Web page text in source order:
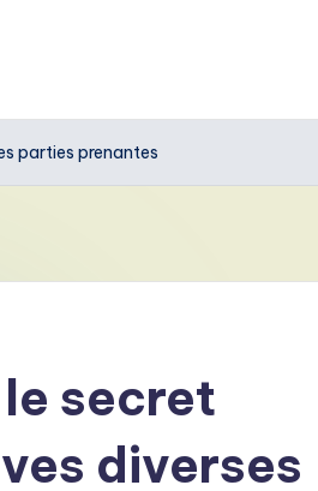
parties prenantes
secret
diverses